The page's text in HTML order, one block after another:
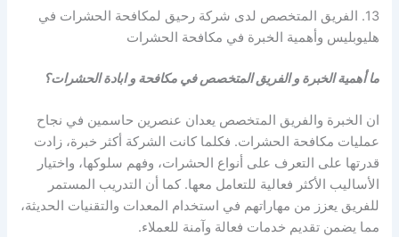
13. الفريق المتخصص لدى شركة رحيق لمكافحة الحشرات في
هليوبليس وأهمية الخبرة في مكافحة الحشرات
ما أهمية الخبرة و الفريق المتخصص في مكافحة و ابادة الحشرات؟
ان الخبرة والفريق المتخصص يعدان عنصرين حاسمين في نجاح
عمليات مكافحة الحشرات. فكلما كانت الشركة أكثر خبرة، زادت
قدرتها على التعرف على أنواع الحشرات، وفهم سلوكها، واختيار
الأساليب الأكثر فعالية للتعامل معها. كما أن التدريب المستمر
للفريق يعزز من مهاراتهم في استخدام المعدات والتقنيات الحديثة،
مما يضمن تقديم خدمات فعالة وآمنة للعملاء.